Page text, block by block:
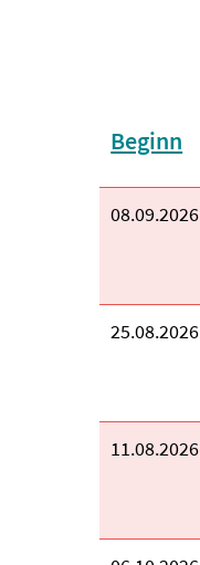
Beginn
Beginn:
08.09.2026
Beginn:
25.08.2026
Beginn:
11.08.2026